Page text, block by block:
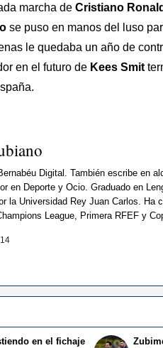
marcha de Cristiano
se puso en manos del luso
le quedaba un año de
en el futuro de Kees Smit
Digital. También escribe en
en Deporte y Ocio. Graduado en
la Universidad Rey Juan Carlos. Ha
League, Primera RFEF y
en el fichaje